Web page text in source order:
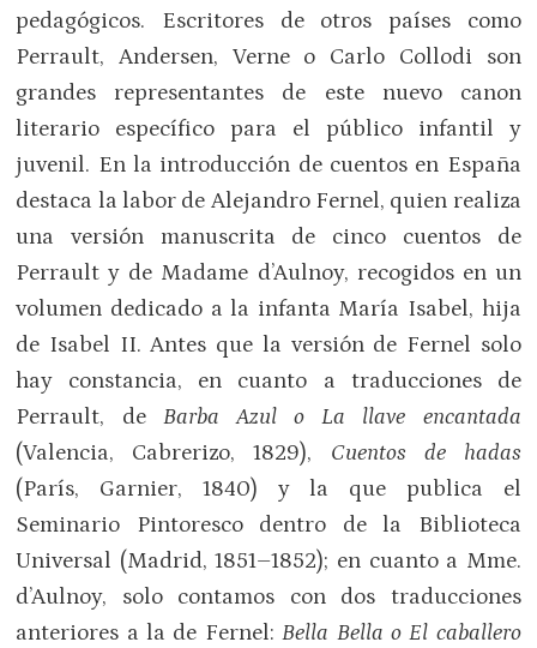
pedagógicos. Escritores de otros países como
Perrault, Andersen, Verne o Carlo Collodi son
grandes representantes de este nuevo canon
literario específico para el público infantil y
juvenil. En la introducción de cuentos en España
destaca la labor de Alejandro Fernel, quien realiza
una versión manuscrita de cinco cuentos de
Perrault y de Madame d’Aulnoy, recogidos en un
volumen dedicado a la infanta María Isabel, hija
de Isabel II. Antes que la versión de Fernel solo
hay constancia, en cuanto a traducciones de
Perrault, de Barba Azul o La llave encantada
(Valencia, Cabrerizo, 1829), Cuentos de hadas
(París, Garnier, 1840) y la que publica el
Seminario Pintoresco dentro de la Biblioteca
Universal (Madrid, 1851–1852); en cuanto a Mme.
d’Aulnoy, solo contamos con dos traducciones
anteriores a la de Fernel:Bella Bella o El caballero